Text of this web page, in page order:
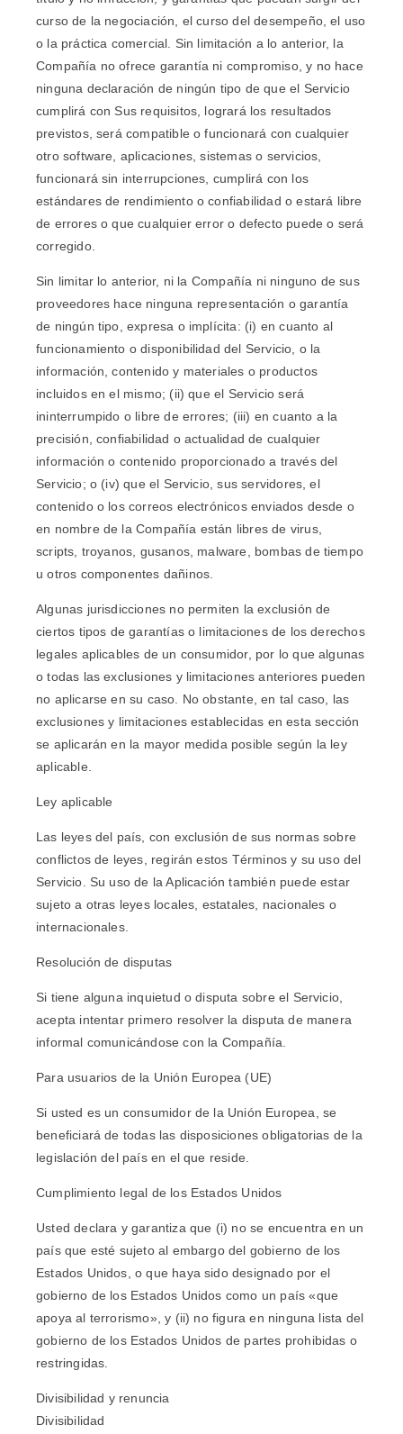
curso de la negociación, el curso del desempeño, el uso
o la práctica comercial. Sin limitación a lo anterior, la
Compañía no ofrece garantía ni compromiso, y no hace
ninguna declaración de ningún tipo de que el Servicio
cumplirá con Sus requisitos, logrará los resultados
previstos, será compatible o funcionará con cualquier
otro software, aplicaciones, sistemas o servicios,
funcionará sin interrupciones, cumplirá con los
estándares de rendimiento o confiabilidad o estará libre
de errores o que cualquier error o defecto puede o será
corregido.
Sin limitar lo anterior, ni la Compañía ni ninguno de sus
proveedores hace ninguna representación o garantía
de ningún tipo, expresa o implícita: (i) en cuanto al
funcionamiento o disponibilidad del Servicio, o la
información, contenido y materiales o productos
incluidos en el mismo; (ii) que el Servicio será
ininterrumpido o libre de errores; (iii) en cuanto a la
precisión, confiabilidad o actualidad de cualquier
información o contenido proporcionado a través del
Servicio; o (iv) que el Servicio, sus servidores, el
contenido o los correos electrónicos enviados desde o
en nombre de la Compañía están libres de virus,
scripts, troyanos, gusanos, malware, bombas de tiempo
u otros componentes dañinos.
Algunas jurisdicciones no permiten la exclusión de
ciertos tipos de garantías o limitaciones de los derechos
legales aplicables de un consumidor, por lo que algunas
o todas las exclusiones y limitaciones anteriores pueden
no aplicarse en su caso. No obstante, en tal caso, las
exclusiones y limitaciones establecidas en esta sección
se aplicarán en la mayor medida posible según la ley
aplicable.
Ley aplicable
Las leyes del país, con exclusión de sus normas sobre
conflictos de leyes, regirán estos Términos y su uso del
Servicio. Su uso de la Aplicación también puede estar
sujeto a otras leyes locales, estatales, nacionales o
internacionales.
Resolución de disputas
Si tiene alguna inquietud o disputa sobre el Servicio,
acepta intentar primero resolver la disputa de manera
informal comunicándose con la Compañía.
Para usuarios de la Unión Europea (UE)
Si usted es un consumidor de la Unión Europea, se
beneficiará de todas las disposiciones obligatorias de la
legislación del país en el que reside.
Cumplimiento legal de los Estados Unidos
Usted declara y garantiza que (i) no se encuentra en un
país que esté sujeto al embargo del gobierno de los
Estados Unidos, o que haya sido designado por el
gobierno de los Estados Unidos como un país «que
apoya al terrorismo», y (ii) no figura en ninguna lista del
gobierno de los Estados Unidos de partes prohibidas o
restringidas.
Divisibilidad y renuncia
Divisibilidad